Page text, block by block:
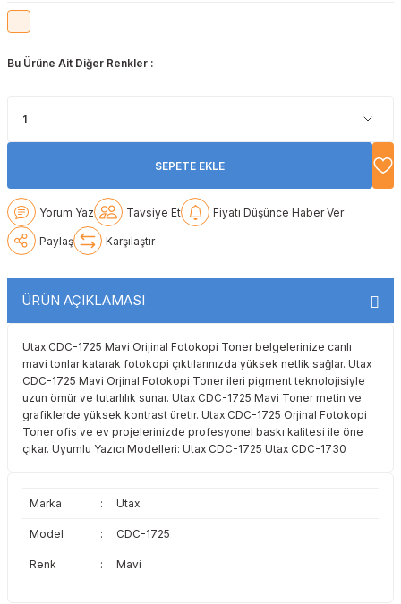
Sharp
Toshiba
Toshiba
Triumph Adler
Bu Ürüne Ait Diğer Renkler :
SEPETE EKLE
Yorum Yaz Tavsiye Et Fiyatı Düşünce Haber Ver
Paylaş Karşılaştır
ÜRÜN AÇIKLAMASI
Utax CDC-1725 Mavi Orijinal Fotokopi Toner belgelerinize canlı
mavi tonlar katarak fotokopi çıktılarınızda yüksek netlik sağlar. Utax
CDC-1725 Mavi Orjinal Fotokopi Toner ileri pigment teknolojisiyle
uzun ömür ve tutarlılık sunar. Utax CDC-1725 Mavi Toner metin ve
grafiklerde yüksek kontrast üretir. Utax CDC-1725 Orjinal Fotokopi
Toner ofis ve ev projelerinizde profesyonel baskı kalitesi ile öne
çıkar. Uyumlu Yazıcı Modelleri: Utax CDC-1725 Utax CDC-1730
Marka : Utax
Model : CDC-1725
Renk : Mavi